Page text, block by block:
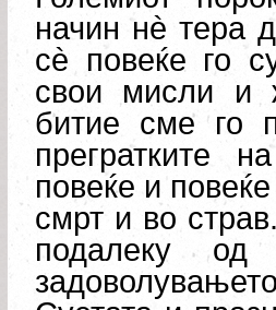
начин нè тера
сè повеќе го
свои мисли и
битие сме го
прегратките
повеќе и
смрт и во
подалеку